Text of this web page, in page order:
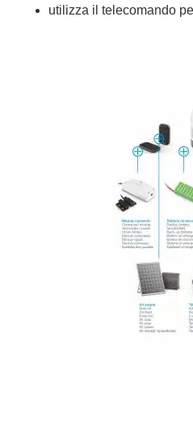
utilizza il telecomando